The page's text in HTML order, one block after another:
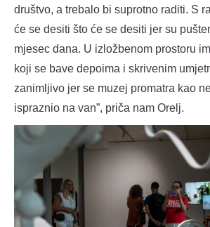
društvo, a trebalo bi suprotno raditi. S
će se desiti što će se desiti jer su
mjesec dana. U izložbenom prostoru
koji se bave depoima i skrivenim
zanimljivo jer se muzej promatra kao
ispraznio na van”, priča nam Orelj.